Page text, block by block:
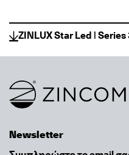
ZINLUX Star Led | Series
Link to homepage
Newsletter